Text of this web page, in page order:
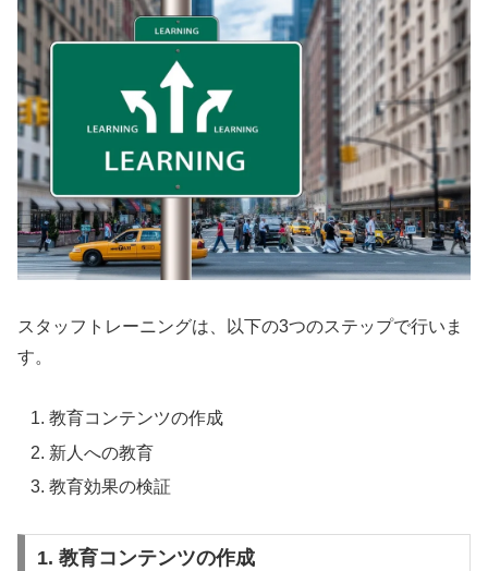
スタッフトレーニングは、以下の3つのステップで行いま
す。
教育コンテンツの作成
新人への教育
教育効果の検証
1. 教育コンテンツの作成